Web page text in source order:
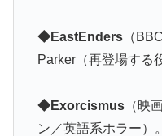
◆EastEnders（
Parker（再登場する
◆Exorcismus（映
ン／英語系ホラー）。